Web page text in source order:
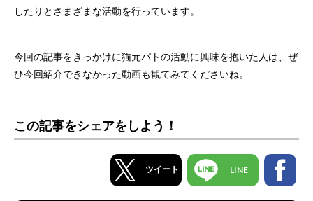
したりとさまざまな活動を行っています。
今回の記事をきっかけに猫元パトの活動に興味を抱いた人は、ぜ
ひ今回紹介できなかった動画も観てみてくださいね。
この記事をシェアをしよう！
ツイート LINE